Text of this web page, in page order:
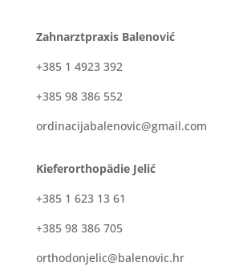
Zahnarztpraxis Balenović
+385 1 4923 392
+385 98 386 552
ordinacijabalenovic@gmail.com
Kieferorthopädie Jelić
+385 1 623 13 61
+385 98 386 705
orthodonjelic@balenovic.hr